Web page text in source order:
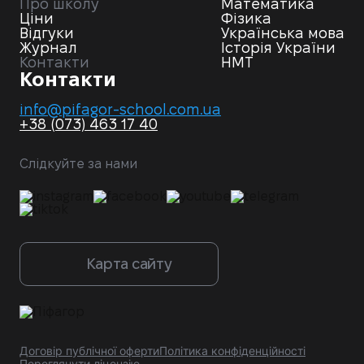
Наша онлайн-школа в Україні — це освітній простір
нового покоління, який поєднує сучасні технології
та перевірені методики викладання. Ми
пропонуємо не просто уроки, а цілісну систему
навчання, яка враховує вікові особливості, інтереси
та рівень підготовки дитини. Школа навчає онлайн
дітей 1-11 класів, допомагаючи глибше зрозуміти
предмети та впевнено готуватися до НМТ.
До нас звертаються в різних випадках:
Треба швидко «підтягнути» оцінки.
робіт чи ЗНО/НМТ.
аналітичних навичок. Кожна програма адаптована
під рівень дитини, а складні теми пояснюються у
простій і доступній формі. Вчителі працюють за
Кожен урок побудований так, щоб дитина
залишалася зацікавленою у навчанні.
Про школу
Ціни
Відгуки
Журнал
Контакти
Математика
Фізика
Українська мова
Історія України
НМТ
Контакти
info@pifagor-school.com.ua
+38 (073) 463 17 40
Слідкуйте за нами
Карта сайту
Договір публічної офертиПолітика конфіденційності